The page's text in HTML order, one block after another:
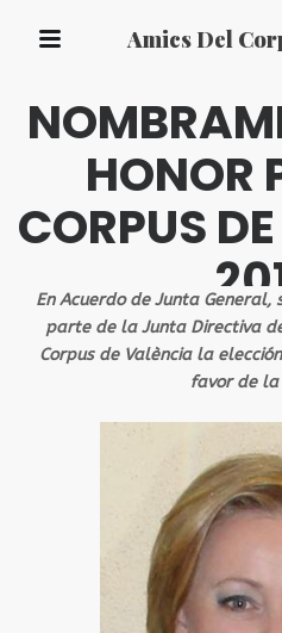
Amics Del
HONOR
CORPUS
En Acuerdo de Junta
parte de la Junta Directiva
Corpus de València la
favor de